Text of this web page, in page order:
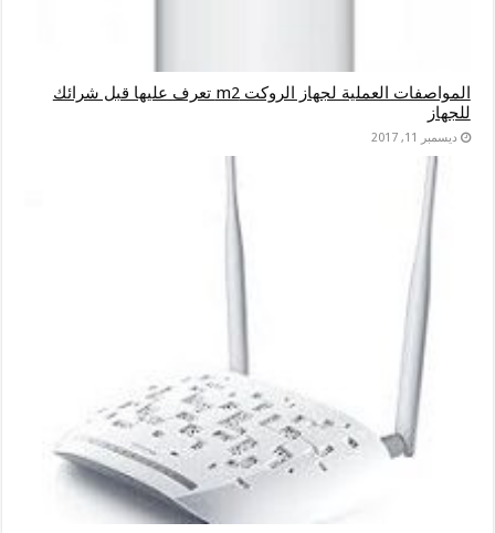
المواصفات العملية لجهاز الروكت m2 تعرف عليها قبل شرائك
للجهاز
ديسمبر 11, 2017